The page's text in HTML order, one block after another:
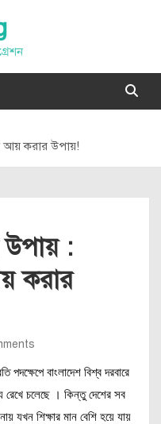
আয় করার উপায়!
উপায় :
করার
বাংলাদেশ বিশ্ব দরবারে
রেখে চলেছে । কিন্তু দেশের সব
যখন শিক্ষার মান বেশি হয়ে যায়